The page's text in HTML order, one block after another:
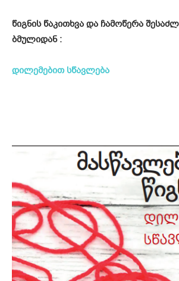
წიგნის წაკითხვა და ჩამოწერა
ბმულიდან :
დილემებით სწავლება